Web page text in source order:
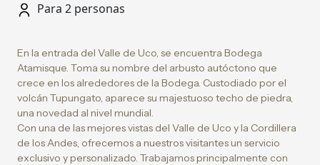
Para 2 personas
En la entrada del Valle de Uco, se encuentra Bodega
Atamisque. Toma su nombre del arbusto autóctono que
crece en los alrededores de la Bodega. Custodiado por el
volcán Tupungato, aparece su majestuoso techo de piedra,
una novedad al nivel mundial.
Con una de las mejores vistas del Valle de Uco y la Cordillera
de los Andes, ofrecemos a nuestros visitantes un servicio
exclusivo y personalizado. Trabajamos principalmente con